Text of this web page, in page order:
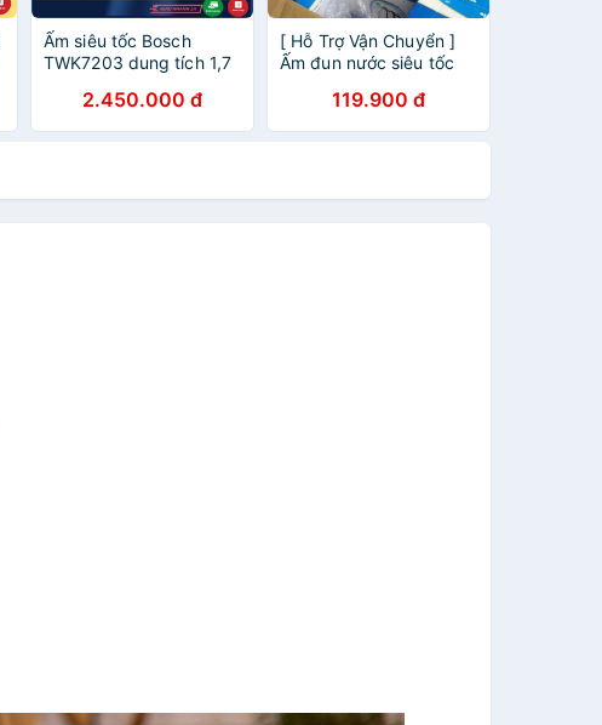
Ấm siêu tốc Bosch
TWK7203 dung tích 1,7
2.450.000 đ
[ Hỗ Trợ Vận Chuyển ]
Ấm đun nước siêu tốc
119.900 đ